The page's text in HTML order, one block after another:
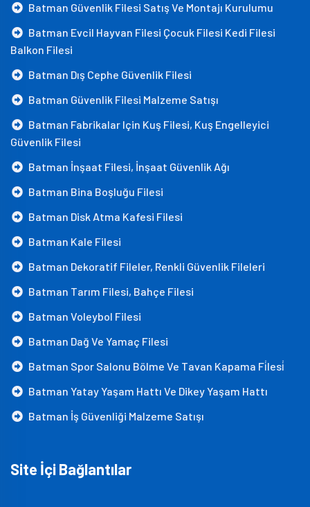
Batman Güvenlik Filesi Satış Ve Montajı Kurulumu
Batman Evcil Hayvan Filesi Çocuk Filesi Kedi Filesi
Balkon Filesi
Batman Dış Cephe Güvenlik Filesi
Batman Güvenlik Filesi Malzeme Satışı
Batman Fabrikalar Için Kuş Filesi, Kuş Engelleyici
Güvenlik Filesi
Batman İnşaat Filesi, İnşaat Güvenlik Ağı
Batman Bina Boşluğu Filesi
Batman Disk Atma Kafesi Filesi
Batman Kale Filesi
Batman Dekoratif Fileler, Renkli Güvenlik Fileleri
Batman Tarım Filesi, Bahçe Filesi
Batman Voleybol Filesi
Batman Dağ Ve Yamaç Filesi
Batman Spor Salonu Bölme Ve Tavan Kapama Fi̇lesi̇
Batman Yatay Yaşam Hattı Ve Dikey Yaşam Hattı
Batman İş Güvenliği Malzeme Satışı
Site İçi Bağlantılar